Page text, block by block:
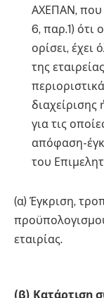
ΑΧΕΠΑΝ, που
6, παρ.1) ότι
ορίσει, έχει
της
για τις
απόφαση-
του
(α) Έγκριση,
(β) Κατάρτιση